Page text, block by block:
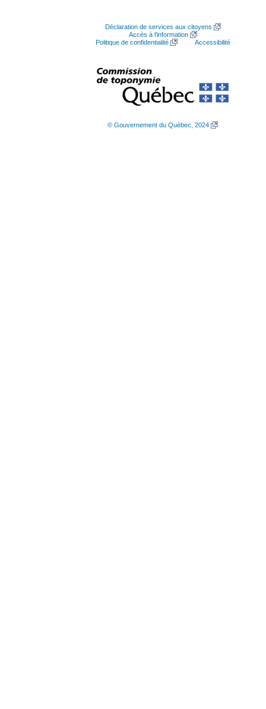
Déclaration de services aux citoyens
Accès à l’information
Politique de confidentialité
Accessibilité
© Gouvernement du Québec, 2024